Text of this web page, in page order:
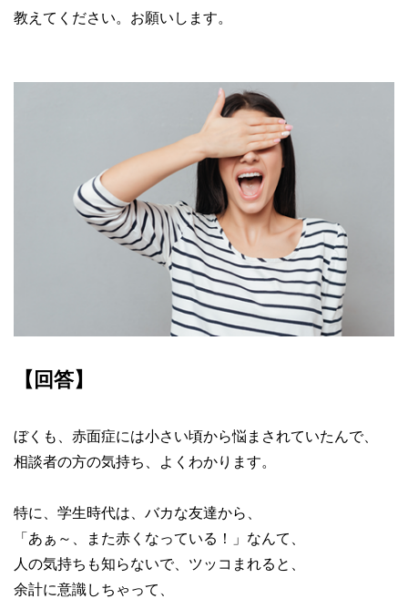
教えてください。お願いします。
【回答】
ぼくも、赤面症には小さい頃から悩まされていたんで、
相談者の方の気持ち、よくわかります。
特に、学生時代は、バカな友達から、
「あぁ～、また赤くなっている！」なんて、
人の気持ちも知らないで、ツッコまれると、
余計に意識しちゃって、